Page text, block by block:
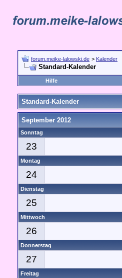
forum.meike-lalowski.de > Kalender
Standard-Kalender
Hilfe
Standard-Kalender
September 2012
Sonntag
23
Montag
24
Dienstag
25
Mittwoch
26
Donnerstag
27
Freitag